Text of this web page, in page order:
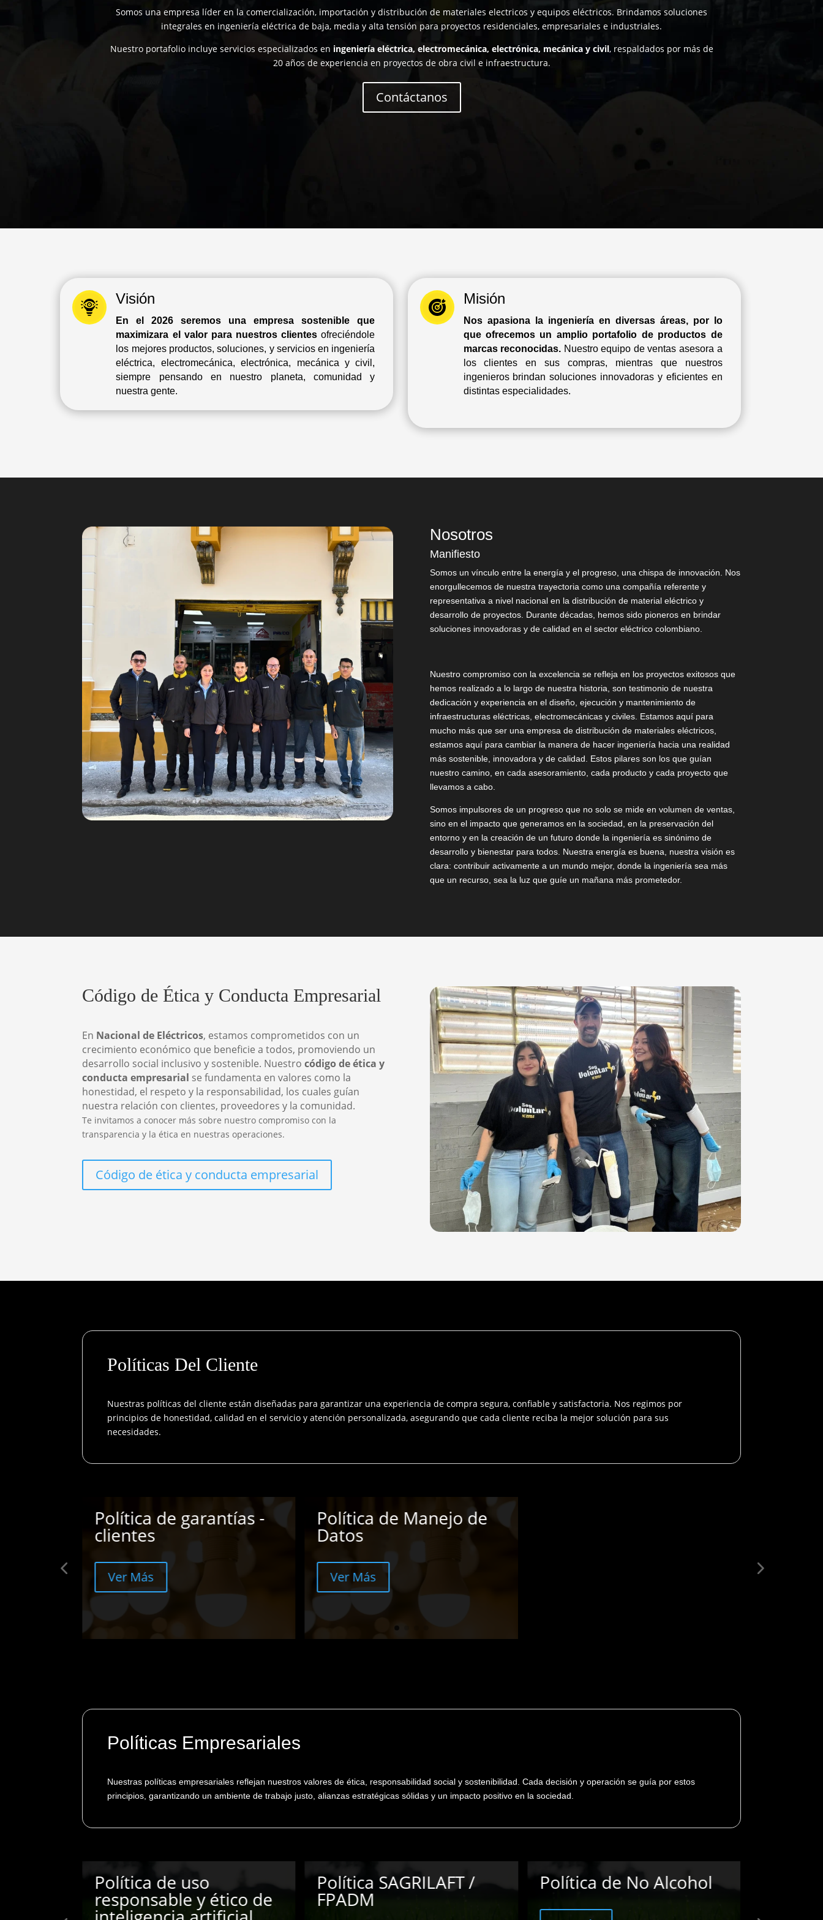
Somos una empresa líder en la comercialización, importación y distribución de materiales electricos y equipos eléctricos. Brindamos soluciones
integrales en ingeniería eléctrica de baja, media y alta tensión para proyectos residenciales, empresariales e industriales.
Nuestro portafolio incluye servicios especializados en ingeniería eléctrica, electromecánica, electrónica, mecánica y civil, respaldados por más de
20 años de experiencia en proyectos de obra civil e infraestructura.
Contáctanos
Visión
En el 2026 seremos una empresa sostenible que
maximizara el valor para nuestros clientes ofreciéndole
los mejores productos, soluciones, y servicios en ingeniería
eléctrica, electromecánica, electrónica, mecánica y civil,
siempre pensando en nuestro planeta, comunidad y
nuestra gente.
Misión
Nos apasiona la ingeniería en diversas áreas, por lo
que ofrecemos un amplio portafolio de productos de
marcas reconocidas. Nuestro equipo de ventas asesora a
los clientes en sus compras, mientras que nuestros
ingenieros brindan soluciones innovadoras y eficientes en
distintas especialidades.
Nosotros
Manifiesto
Somos un vínculo entre la energía y el progreso, una chispa de innovación. Nos
enorgullecemos de nuestra trayectoria como una compañía referente y
representativa a nivel nacional en la distribución de material eléctrico y
desarrollo de proyectos. Durante décadas, hemos sido pioneros en brindar
soluciones innovadoras y de calidad en el sector eléctrico colombiano.
Nuestro compromiso con la excelencia se refleja en los proyectos exitosos que
hemos realizado a lo largo de nuestra historia, son testimonio de nuestra
dedicación y experiencia en el diseño, ejecución y mantenimiento de
infraestructuras eléctricas, electromecánicas y civiles. Estamos aquí para
mucho más que ser una empresa de distribución de materiales eléctricos,
estamos aquí para cambiar la manera de hacer ingeniería hacia una realidad
más sostenible, innovadora y de calidad. Estos pilares son los que guían
nuestro camino, en cada asesoramiento, cada producto y cada proyecto que
llevamos a cabo.
Somos impulsores de un progreso que no solo se mide en volumen de ventas,
sino en el impacto que generamos en la sociedad, en la preservación del
entorno y en la creación de un futuro donde la ingeniería es sinónimo de
desarrollo y bienestar para todos. Nuestra energía es buena, nuestra visión es
clara: contribuir activamente a un mundo mejor, donde la ingeniería sea más
que un recurso, sea la luz que guíe un mañana más prometedor.
Código de Ética y Conducta Empresarial
En Nacional de Eléctricos, estamos comprometidos con un
crecimiento económico que beneficie a todos, promoviendo un
desarrollo social inclusivo y sostenible. Nuestro código de ética y
conducta empresarial se fundamenta en valores como la
honestidad, el respeto y la responsabilidad, los cuales guían
nuestra relación con clientes, proveedores y la comunidad.
Te invitamos a conocer más sobre nuestro compromiso con la
transparencia y la ética en nuestras operaciones.
Código de ética y conducta empresarial
Políticas Del Cliente
Nuestras políticas del cliente están diseñadas para garantizar una experiencia de compra segura, confiable y satisfactoria. Nos regimos por
principios de honestidad, calidad en el servicio y atención personalizada, asegurando que cada cliente reciba la mejor solución para sus
necesidades.
Política de Manejo de
Datos
Ver Más
Política de
Felicitaciones,
Reclamos
Ver Más
Políticas Empresariales
Nuestras políticas empresariales reflejan nuestros valores de ética, responsabilidad social y sostenibilidad. Cada decisión y operación se guía por estos
principios, garantizando un ambiente de trabajo justo, alianzas estratégicas sólidas y un impacto positivo en la sociedad.
Política SAGRILAFT /
FPADM
Política de No Alcohol Política de Emergencias